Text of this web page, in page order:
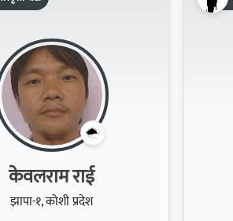
केवलराम राई
झापा-१, कोशी प्रदेश